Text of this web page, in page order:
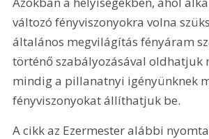
változó fényviszonyokra volna
általános megvilágítás fényáram
történő szabályozásával oldhatjuk
mindig a pillanatnyi igényünknek
fényviszonyokat állíthatjuk be.
A cikk az Ezermester alábbi